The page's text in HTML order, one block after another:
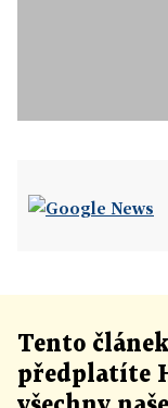
Tento článek
předplatíte